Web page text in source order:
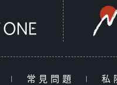
| 常見問題 | 私